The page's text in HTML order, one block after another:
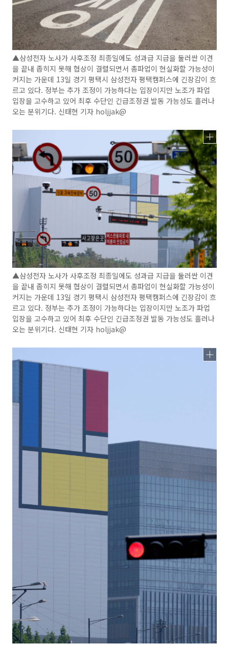
▲삼성전자 노사가 사후조정 최종일에도 성과급 지급을 둘러싼 이견
을 끝내 좁히지 못해 협상이 결렬되면서 총파업이 현실화할 가능성이
커지는 가운데 13일 경기 평택시 삼성전자 평택캠퍼스에 긴장감이 흐
르고 있다. 정부는 추가 조정이 가능하다는 입장이지만 노조가 파업
입장을 고수하고 있어 최후 수단인 긴급조정권 발동 가능성도 흘러나
오는 분위기다. 신태현 기자 holjjak@
▲삼성전자 노사가 사후조정 최종일에도 성과급 지급을 둘러싼 이견
을 끝내 좁히지 못해 협상이 결렬되면서 총파업이 현실화할 가능성이
커지는 가운데 13일 경기 평택시 삼성전자 평택캠퍼스에 긴장감이 흐
르고 있다. 정부는 추가 조정이 가능하다는 입장이지만 노조가 파업
입장을 고수하고 있어 최후 수단인 긴급조정권 발동 가능성도 흘러나
오는 분위기다. 신태현 기자 holjjak@